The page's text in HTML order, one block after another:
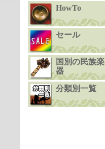
HowTo
セール
国別の民族楽
器
分類別一覧